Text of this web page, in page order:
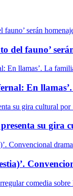
del fauno’
En
su gira